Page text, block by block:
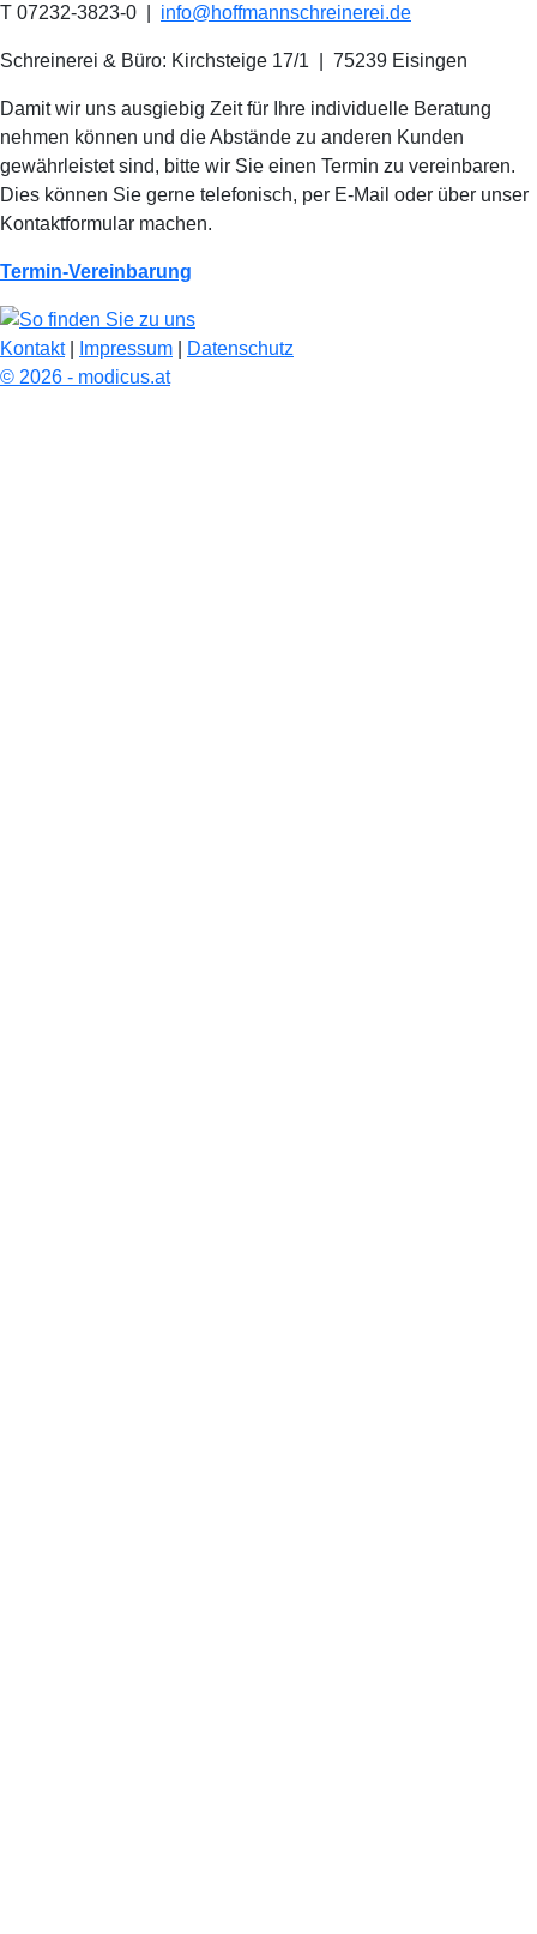
T 07232-3823-0 info@hoffmannschreinerei.de
Schreinerei & Büro: Kirchsteige 17/1 75239 Eisingen
Damit wir uns ausgiebig Zeit für Ihre individuelle Beratung
nehmen können und die Abstände zu anderen Kunden
gewährleistet sind, bitte wir Sie einen Termin zu vereinbaren.
Dies können Sie gerne telefonisch, per E-Mail oder über unser
Kontaktformular machen.
Termin-Vereinbarung
Kontakt| Impressum
Datenschutz
© 2026 - modicus.at